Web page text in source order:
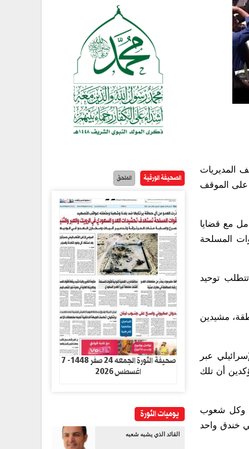
المديريات
على الموقف
مع قضايا
المسلحة
توحيد
مشيدين
عبر
أن تلك
وكل شعوب
خندق واحد
الصحيفة الورقية الملحق
صحيفة الثورة الجمعه 24 صفر 1448- 7
اغسطس 2026
يوميات الثورة
القائد الذي يشبه شعبه